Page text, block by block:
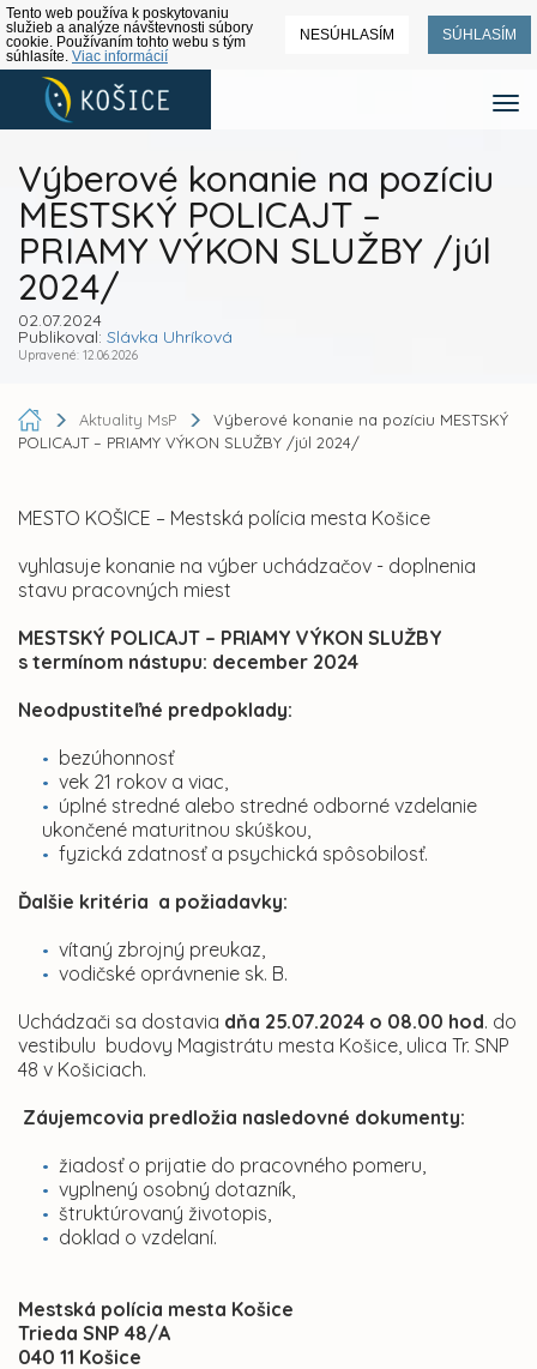
Tento web používa k poskytovaniu
služieb a analýze návštevnosti súbory
cookie. Používaním tohto webu s tým
súhlasíte. Viac informácií
NESÚHLASÍM SÚHLASÍM
Výberové konanie na pozíciu
MESTSKÝ POLICAJT –
PRIAMY VÝKON SLUŽBY /júl
2024/
02.07.2024
Publikoval: Slávka Uhríková
Upravené: 12.06.2026
Aktuality MsP
Výberové konanie na pozíciu MESTSKÝ
POLICAJT – PRIAMY VÝKON SLUŽBY /júl 2024/
MESTO KOŠICE – Mestská polícia mesta Košice
vyhlasuje konanie na výber uchádzačov - doplnenia
stavu pracovných miest
MESTSKÝ POLICAJT – PRIAMY VÝKON SLUŽBY
s termínom nástupu: december 2024
Neodpustiteľné predpoklady:
bezúhonnosť
vek 21 rokov a viac,
úplné stredné alebo stredné odborné vzdelanie
ukončené maturitnou skúškou,
fyzická zdatnosť a psychická spôsobilosť.
Ďalšie kritéria a požiadavky:
vítaný zbrojný preukaz,
vodičské oprávnenie sk. B.
Uchádzači sa dostavia dňa 25.07.2024 o 08.00 hod. do
vestibulu budovy Magistrátu mesta Košice, ulica Tr. SNP
48 v Košiciach.
Záujemcovia predložia nasledovné dokumenty:
žiadosť o prijatie do pracovného pomeru,
vyplnený osobný dotazník,
štruktúrovaný životopis,
doklad o vzdelaní.
Mestská polícia mesta Košice
Trieda SNP 48/A
040 11 Košice